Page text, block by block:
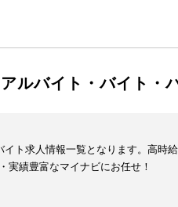
ルバイト・バイト・
ト求人情報一覧となります。高時
実績豊富なマイナビにお任せ！